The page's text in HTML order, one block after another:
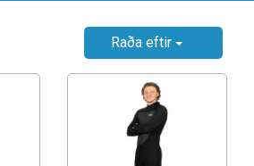
Raða eftir